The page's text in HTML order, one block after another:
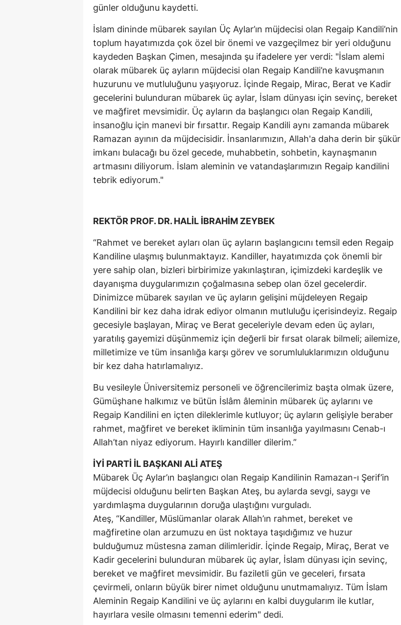
Sinop
Sivas
Tokat
Trabzon
Tunceli
Şanlıurfa
Uşak
Aksaray
Bayburt
Karaman
Kırıkkale
Batman
Şırnak
Ardahan
Iğdır
Yalova
Osmaniye
günler olduğunu kaydetti.
İslam dininde mübarek sayılan Üç Aylar’ın müjdecisi olan Regaip Kandili’nin
toplum hayatımızda çok özel bir önemi ve vazgeçilmez bir yeri olduğunu
kaydeden Başkan Çimen, mesajında şu ifadelere yer verdi: "İslam alemi
olarak mübarek üç ayların müjdecisi olan Regaip Kandili’ne kavuşmanın
huzurunu ve mutluluğunu yaşıyoruz. İçinde Regaip, Mirac, Berat ve Kadir
gecelerini bulunduran mübarek üç aylar, İslam dünyası için sevinç, bereket
ve mağfiret mevsimidir. Üç ayların da başlangıcı olan Regaip Kandili,
insanoğlu için manevi bir fırsattır. Regaip Kandili aynı zamanda mübarek
Ramazan ayının da müjdecisidir. İnsanlarımızın, Allah'a daha derin bir şükür
imkanı bulacağı bu özel gecede, muhabbetin, sohbetin, kaynaşmanın
artmasını diliyorum. İslam aleminin ve vatandaşlarımızın Regaip kandilini
tebrik ediyorum."
REKTÖR PROF. DR. HALİL İBRAHİM ZEYBEK
“Rahmet ve bereket ayları olan üç ayların başlangıcını temsil eden Regaip
Kandiline ulaşmış bulunmaktayız. Kandiller, hayatımızda çok önemli bir
yere sahip olan, bizleri birbirimize yakınlaştıran, içimizdeki kardeşlik ve
dayanışma duygularımızın çoğalmasına sebep olan özel gecelerdir.
Dinimizce mübarek sayılan ve üç ayların gelişini müjdeleyen Regaip
Kandilini bir kez daha idrak ediyor olmanın mutluluğu içerisindeyiz. Regaip
gecesiyle başlayan, Miraç ve Berat geceleriyle devam eden üç ayları,
yaratılış gayemizi düşünmemiz için değerli bir fırsat olarak bilmeli; ailemize,
milletimize ve tüm insanlığa karşı görev ve sorumluluklarımızın olduğunu
bir kez daha hatırlamalıyız.
Bu vesileyle Üniversitemiz personeli ve öğrencilerimiz başta olmak üzere,
Gümüşhane halkımız ve bütün İslâm âleminin mübarek üç aylarını ve
Regaip Kandilini en içten dileklerimle kutluyor; üç ayların gelişiyle beraber
rahmet, mağfiret ve bereket ikliminin tüm insanlığa yayılmasını Cenab-ı
Allah’tan niyaz ediyorum. Hayırlı kandiller dilerim.”
İYİ PARTİ İL BAŞKANI ALİ ATEŞ
Mübarek Üç Aylar’ın başlangıcı olan Regaip Kandilinin Ramazan-ı Şerif’in
müjdecisi olduğunu belirten Başkan Ateş, bu aylarda sevgi, saygı ve
yardımlaşma duygularının doruğa ulaştığını vurguladı.
Ateş, “Kandiller, Müslümanlar olarak Allah’ın rahmet, bereket ve
mağfiretine olan arzumuzu en üst noktaya taşıdığımız ve huzur
bulduğumuz müstesna zaman dilimleridir. İçinde Regaip, Miraç, Berat ve
Kadir gecelerini bulunduran mübarek üç aylar, İslam dünyası için sevinç,
bereket ve mağfiret mevsimidir. Bu faziletli gün ve geceleri, fırsata
çevirmeli, onların büyük birer nimet olduğunu unutmamalıyız. Tüm İslam
Aleminin Regaip Kandilini ve üç aylarını en kalbi duygularım ile kutlar,
hayırlara vesile olmasını temenni ederim" dedi.